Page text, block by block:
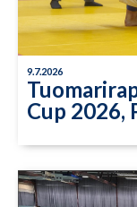
9.7.2026
Cup 2026,